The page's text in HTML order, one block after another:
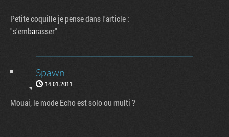
Petite coquille je pense dans l'article :
"s'embarasser"
Spawn
14.01.2011
Mouai, le mode Echo est solo ou multi ?